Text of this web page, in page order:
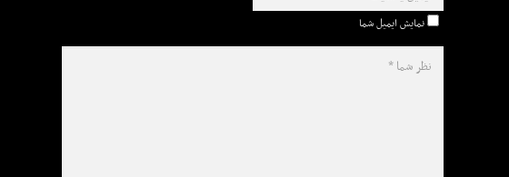
نمایش ایمیل شما